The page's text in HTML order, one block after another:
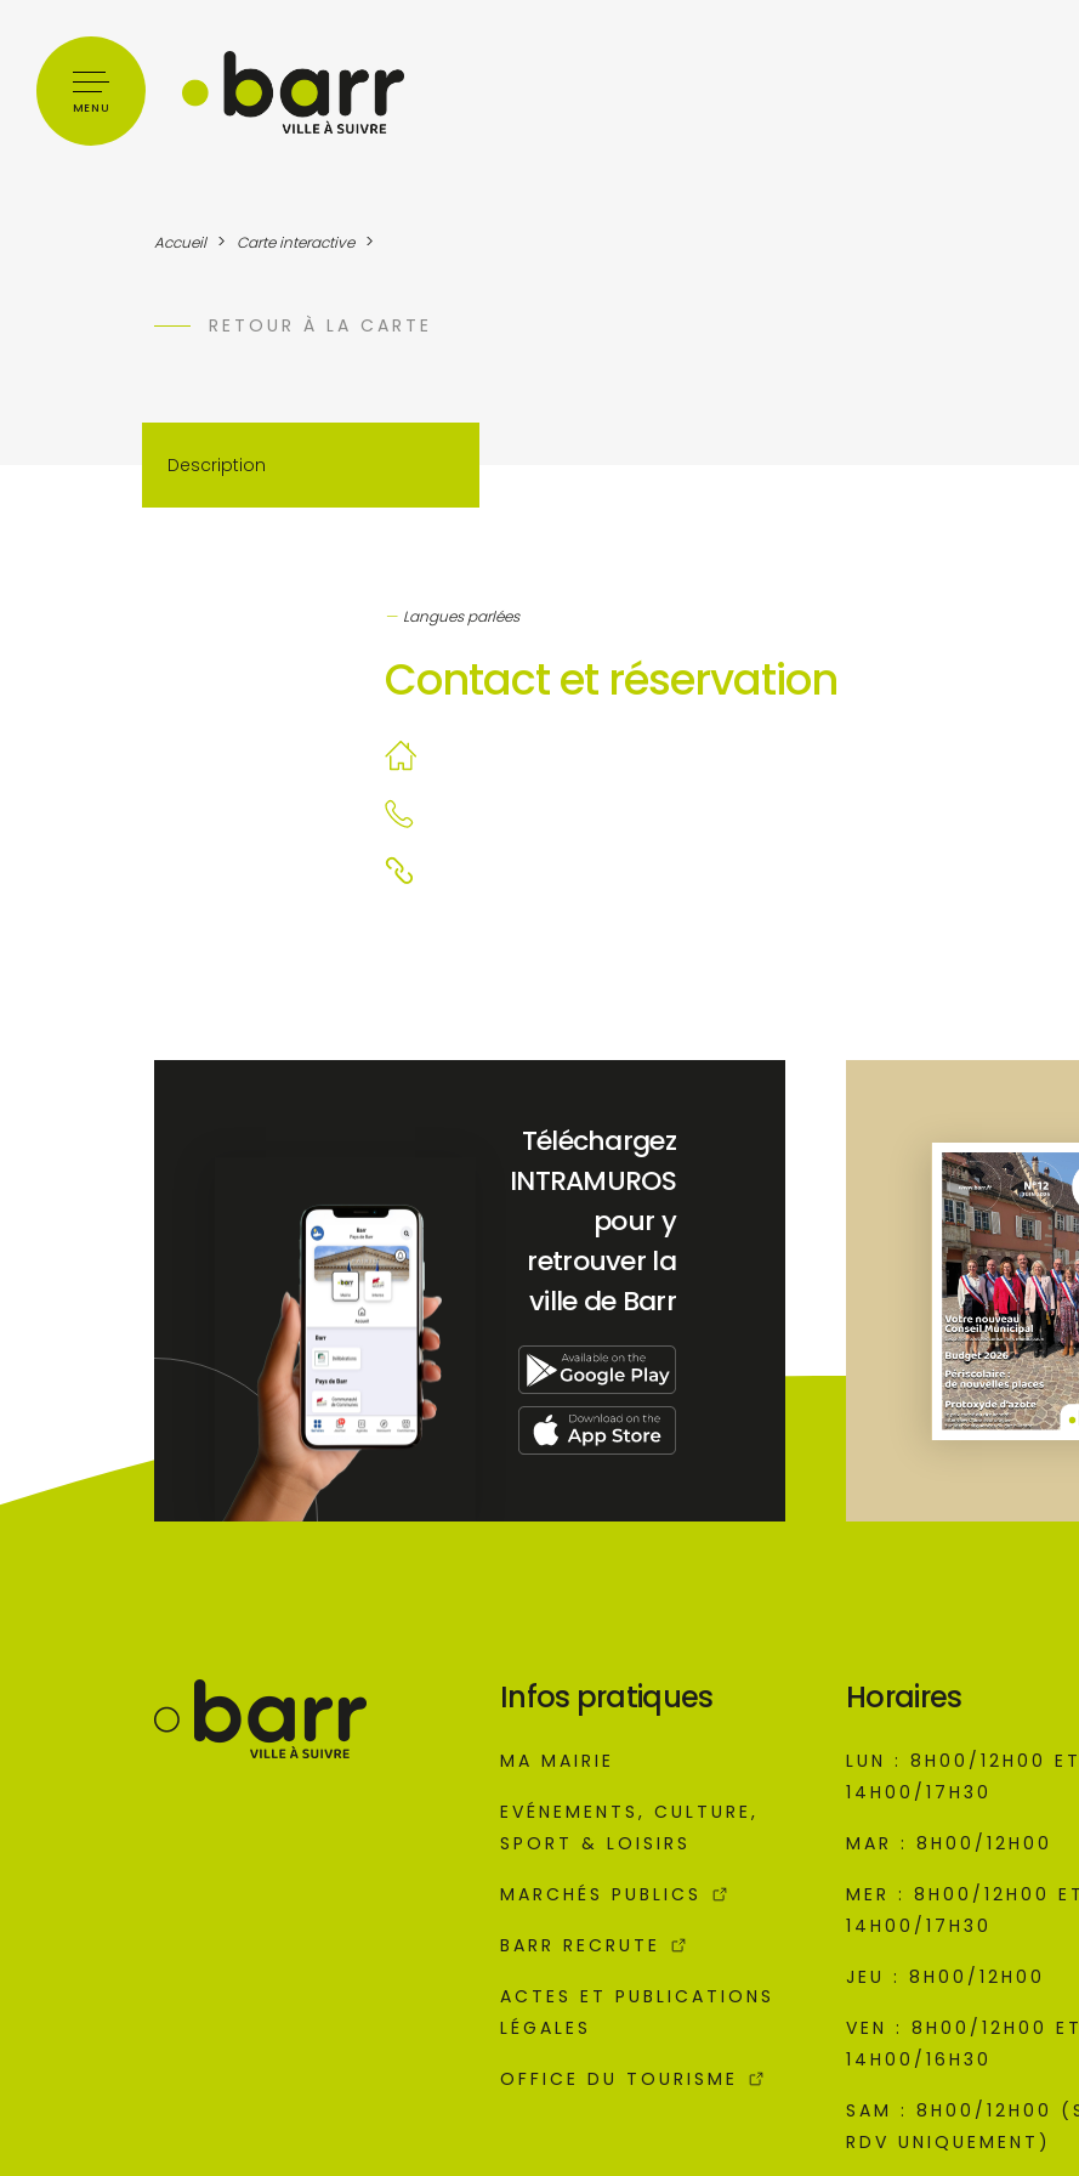
MENU
Accueil > Carte interactive >
RETOUR À LA CARTE
Description
Langues parlées
Contact et réservation
Téléchargez
INTRAMUROS
pour y
retrouver la
ville de Barr
Infos pratiques
MA MAIRIE
EVÉNEMENTS, CULTURE,
SPORT & LOISIRS
MARCHÉS PUBLICS
BARR RECRUTE
ACTES ET PUBLICATIONS
LÉGALES
OFFICE DU TOURISME
Horaires
LUN : 8H00/12H00 ET
14H00/17H30
MAR : 8H00/12H00
MER : 8H00/12H00 ET
14H00/17H30
JEU : 8H00/12H00
VEN : 8H00/12H00 ET
14H00/16H30
SAM : 8H00/12H00
RDV UNIQUEMENT)